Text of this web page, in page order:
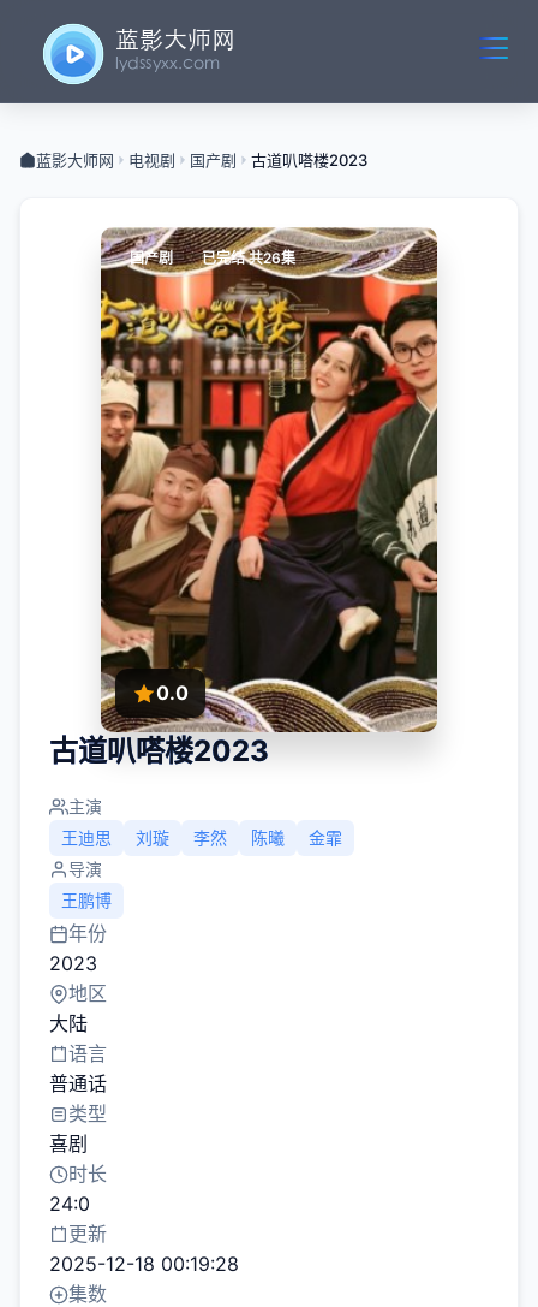
蓝影大师网 电视剧 国产剧 古道叭嗒楼2023
国产剧 已完结 共26集
0.0
古道叭嗒楼2023
主演
王迪思
刘璇 李然 陈曦
金霏
导演
王鹏博
年份
2023
地区
大陆
语言
普通话
类型
喜剧
时长
24:0
更新
2025-12-18 00:19:28
集数